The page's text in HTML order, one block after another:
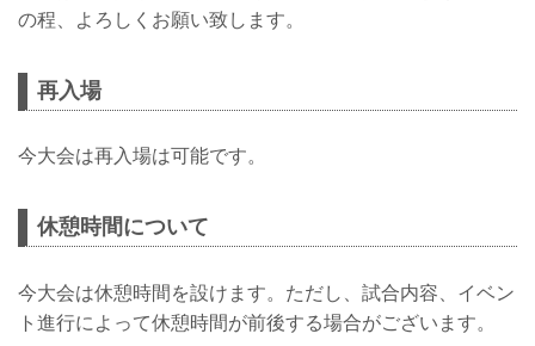
の程、よろしくお願い致します。
再入場
今大会は再入場は可能です。
休憩時間について
今大会は休憩時間を設けます。ただし、試合内容、イベン
ト進行によって休憩時間が前後する場合がございます。